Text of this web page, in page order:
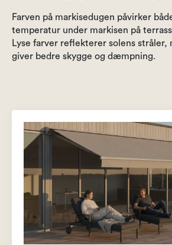
Farven på markisedugen påvirker
temperatur under markisen på
Lyse farver reflekterer solens stråler,
giver bedre skygge og dæmpning.